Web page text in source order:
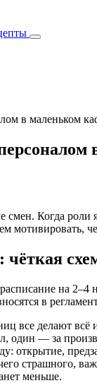
в маленьком
смен. Когда
мотивировать,
чёткая
на
в
все делают
один — за
открытие,
страшного,
меньше.